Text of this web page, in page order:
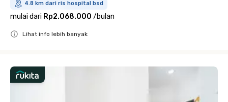
4.8 km dari ris hospital bsd
mulai dari Rp2.068.000 /bulan
Lihat info lebih banyak